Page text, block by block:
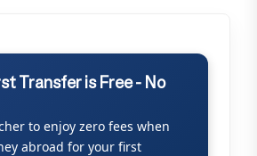
Transfer is Free - No
to enjoy zero fees when
abroad for your first